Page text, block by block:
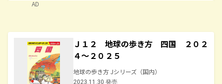
AD
Ｊ１２ 地球の歩き方 四国 ２０２
４～２０２５
地球の歩き方 Jシリーズ（国内）
2023.11.30 発売